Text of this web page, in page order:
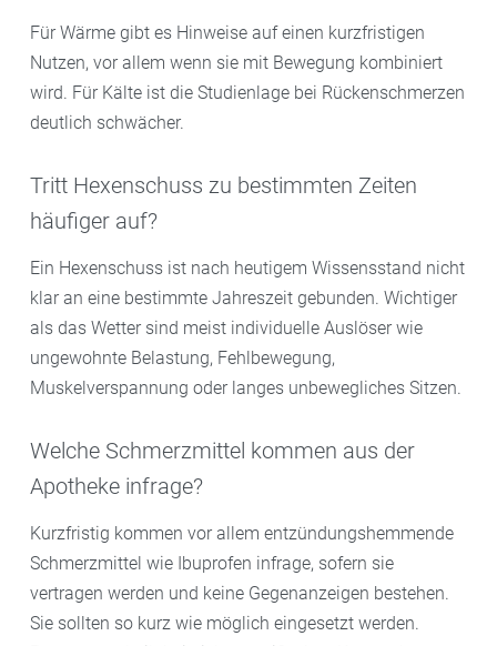
Für Wärme gibt es Hinweise auf einen kurzfristigen
Nutzen, vor allem wenn sie mit Bewegung kombiniert
wird. Für Kälte ist die Studienlage bei Rückenschmerzen
deutlich schwächer.
Tritt Hexenschuss zu bestimmten Zeiten
häufiger auf?
Ein Hexenschuss ist nach heutigem Wissensstand nicht
klar an eine bestimmte Jahreszeit gebunden. Wichtiger
als das Wetter sind meist individuelle Auslöser wie
ungewohnte Belastung, Fehlbewegung,
Muskelverspannung oder langes unbewegliches Sitzen.
Welche Schmerzmittel kommen aus der
Apotheke infrage?
Kurzfristig kommen vor allem entzündungshemmende
Schmerzmittel wie Ibuprofen infrage, sofern sie
vertragen werden und keine Gegenanzeigen bestehen.
Sie sollten so kurz wie möglich eingesetzt werden.